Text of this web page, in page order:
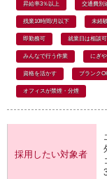
昇給率3％以上 交通費別
残業10時間/月以下 未経
即勤務可 就業日は相談可
みんなで行う作業 にぎ
資格を活かす ブランク
オフィスが禁煙・分煙
採用したい対象者